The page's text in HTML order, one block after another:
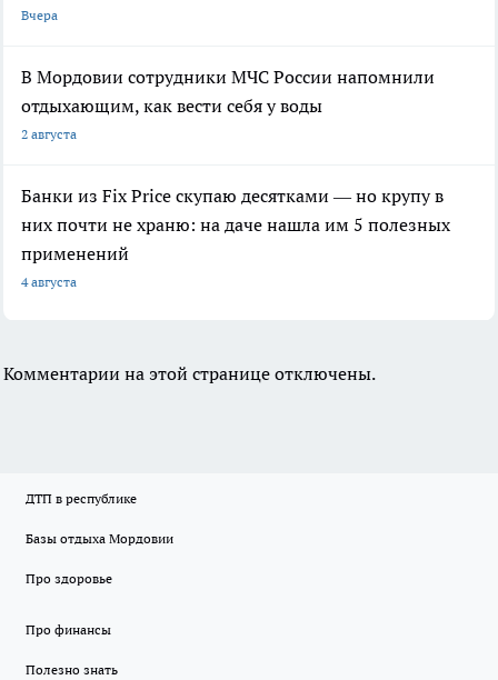
Вчера
В Мордовии сотрудники МЧС России напомнили
отдыхающим, как вести себя у воды
2 августа
Банки из Fix Price скупаю десятками — но крупу в
них почти не храню: на даче нашла им 5 полезных
применений
4 августа
Комментарии на этой странице отключены.
ДТП в республике
Базы отдыха Мордовии
Про здоровье
Про финансы
Полезно знать